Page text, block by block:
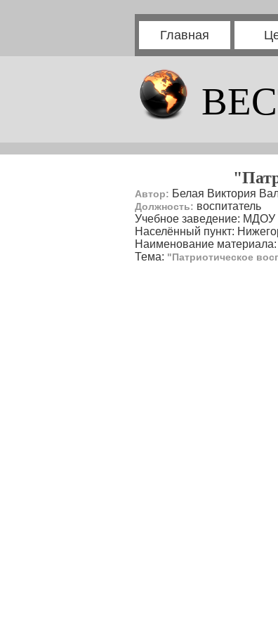
Главная
Автор: Белая Виктория
Должность: воспитатель
Учебное заведение: МДОУ
Населённый пункт:
Наименование материала:
Тема: "Патриотическое